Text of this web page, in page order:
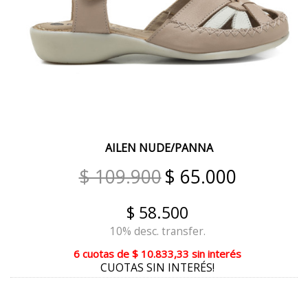
ESMERALDA
GAMUZÓN AZUL
GAMUZÓN PIEDRA
COLONIAL
MULTICOLOR
TIZA
BLACO CON PLATA
CHITA BEIGE
AILEN NUDE/PANNA
$ 109.900$ 65.000
$ 58.500
10% desc. transfer.
6 cuotas de $ 10.833,33 sin interés
CUOTAS SIN INTERÉS!